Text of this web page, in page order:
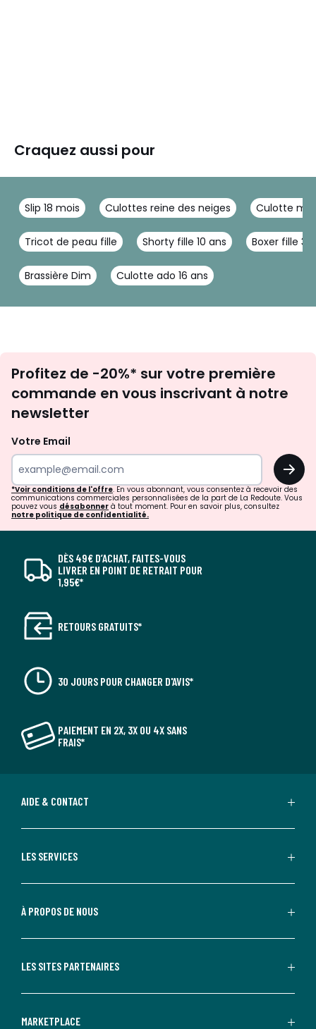
Craquez aussi pour
Slip 18 mois Culottes reine des neiges Culotte
Tricot de peau fille Shorty fille 10 ans Boxer fille 3
Brassière Dim Culotte ado 16 ans
newsletter
Profitez de -20%* sur votre première
commande en vous inscrivant à notre
newsletter
Votre Email
OK
*Voir conditions de l'offre. En vous abonnant, vous consentez à recevoir des
communications commerciales personnalisées de la part de La Redoute. Vous
pouvez vous désabonner à tout moment. Pour en savoir plus, consultez
notre politique de confidentialité.
DÈS 49€ D’ACHAT, FAITES-VOUS
LIVRER EN POINT DE RETRAIT POUR
1,95€*
RETOURS GRATUITS*
30 JOURS POUR CHANGER D'AVIS*
PAIEMENT EN 2X, 3X OU 4X SANS
FRAIS*
AIDE & CONTACT
LES SERVICES
À PROPOS DE NOUS
LES SITES PARTENAIRES
MARKETPLACE